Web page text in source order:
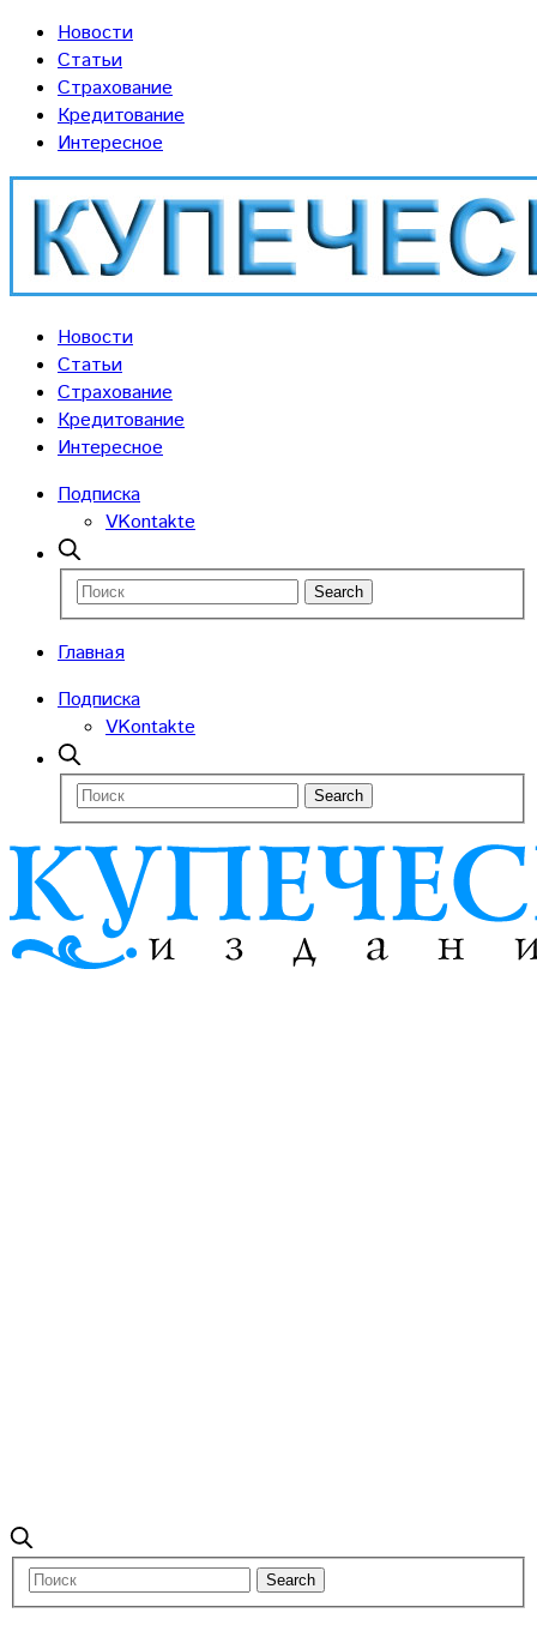
Новости
Статьи
Страхование
Кредитование
Интересное
Новости
Статьи
Страхование
Кредитование
Интересное
Подписка
VKontakte
Главная
Подписка
VKontakte